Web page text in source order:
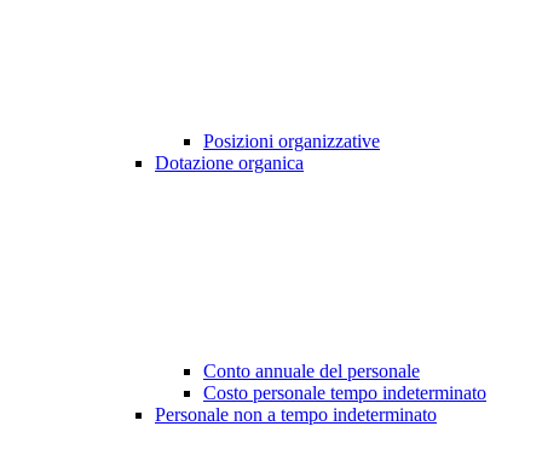
Posizioni organizzative
Dotazione organica
Conto annuale del personale
Costo personale tempo indeterminato
Personale non a tempo indeterminato